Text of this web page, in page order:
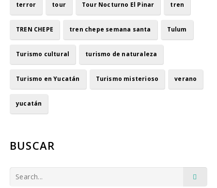
terror tour Tour Nocturno El Pinar tren
TREN CHEPE tren chepe semana santa Tulum
Turismo cultural turismo de naturaleza
Turismo en Yucatán Turismo misterioso verano
yucatán
BUSCAR